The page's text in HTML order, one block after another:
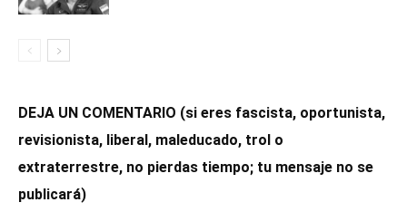
DEJA UN COMENTARIO (si eres fascista, oportunista,
revisionista, liberal, maleducado, trol o
extraterrestre, no pierdas tiempo; tu mensaje no se
publicará)